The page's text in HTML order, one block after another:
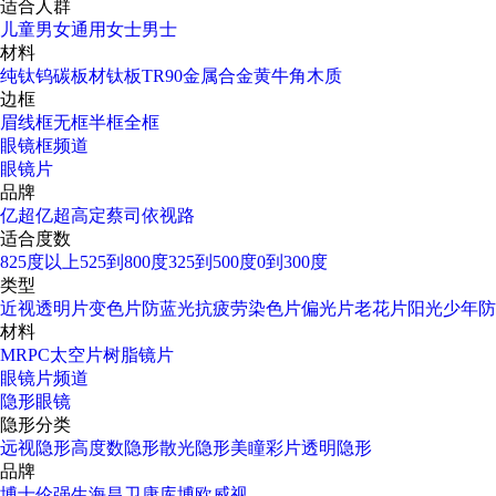
适合人群
儿童男女通用女士男士
材料
纯钛钨碳板材钛板TR90金属合金黄牛角木质
边框
眉线框无框半框全框
眼镜框频道
眼镜片
品牌
亿超亿超高定蔡司 依视路
适合度数
825度以上525到800度325到500度0到300度
类型
近视透明片变色片防蓝光抗疲劳染色片偏光片老花片阳光少年
材料
MRPC太空片树脂镜片
眼镜片频道
隐形眼镜
隐形分类
远视隐形高度数隐形散光隐形美瞳彩片透明隐形
品牌